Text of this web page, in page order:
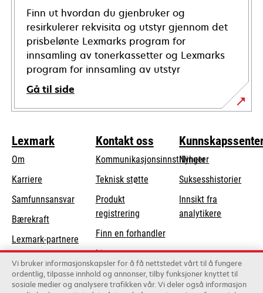
Finn ut hvordan du gjenbruker og
resirkulerer rekvisita og utstyr gjennom det
prisbelønte Lexmarks program for
innsamling av tonerkassetter og Lexmarks
program for innsamling av utstyr
Gå til side
Lexmark
Om
Karriere
Samfunnsansvaropens
new
tab
Bærekraft
Lexmark-partnere
Kontakt oss
Kommunikasjonsinnstillinger
Teknisk støtteopens
tab
Produkt
registrering
Finn en forhandler
Liste over
grossister
Nyheter
Suksesshistorier
Innsikt fra
analytikere
Vi bruker informasjonskapsler for å få nettstedet vårt til å fungere
ordentlig, tilpasse innhold og annonser, tilby funksjoner knyttet til
sosiale medier og analysere trafikken vår. Vi deler også informasjon